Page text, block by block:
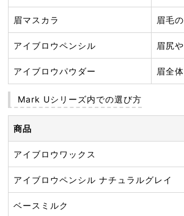
眉マスカラ 眉毛
アイブロウペンシル 眉尻
アイブロウパウダー 眉全
Mark Uシリーズ内での選び方
商品
アイブロウワックス
アイブロウペンシル ナチュラルグレイ
ベースミルク